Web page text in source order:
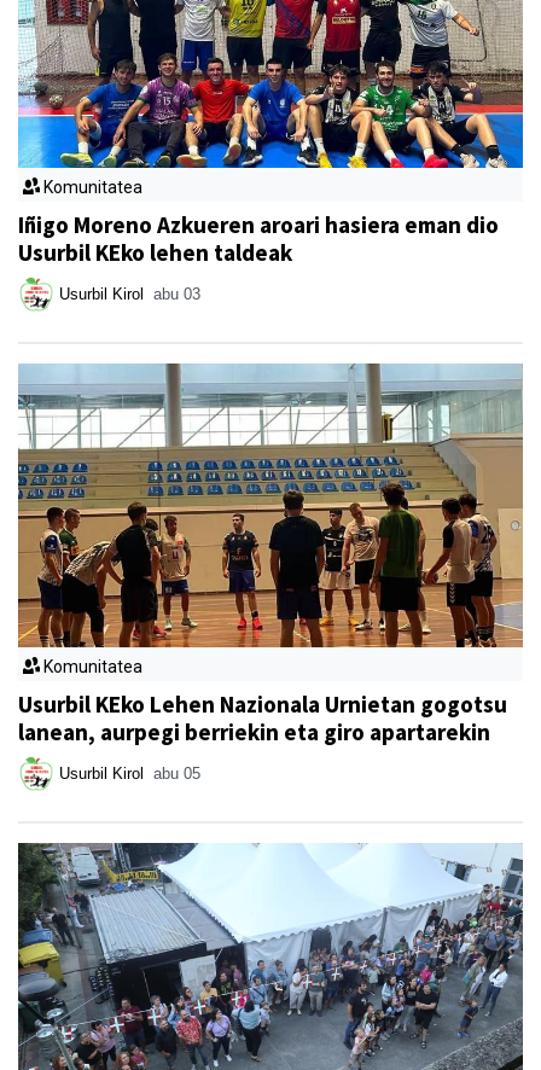
Komunitatea
Iñigo Moreno Azkueren aroari hasiera eman dio
Usurbil KEko lehen taldeak
Usurbil Kirol abu 03
Komunitatea
Usurbil KEko Lehen Nazionala Urnietan gogotsu
lanean, aurpegi berriekin eta giro apartarekin
Usurbil Kirol abu 05